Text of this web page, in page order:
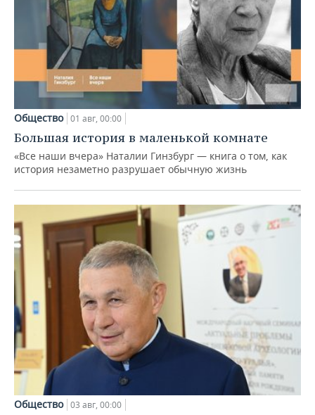
Общество 01 авг, 00:00
Большая история в маленькой комнате
«Все наши вчера» Наталии Гинзбург — книга о том, как
история незаметно разрушает обычную жизнь
Общество 03 авг, 00:00